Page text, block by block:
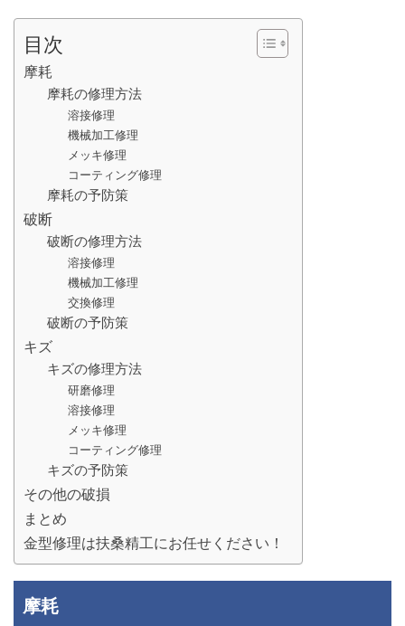
目次
摩耗
摩耗の修理方法
溶接修理
機械加工修理
メッキ修理
コーティング修理
摩耗の予防策
破断
破断の修理方法
溶接修理
機械加工修理
交換修理
破断の予防策
キズ
キズの修理方法
研磨修理
溶接修理
メッキ修理
コーティング修理
キズの予防策
その他の破損
まとめ
金型修理は扶桑精工にお任せください！
摩耗